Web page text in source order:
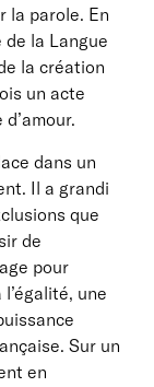
la parole. En
la Langue
la création
un acte
dans un
Il a grandi
que
de
pour
une
Sur un
en